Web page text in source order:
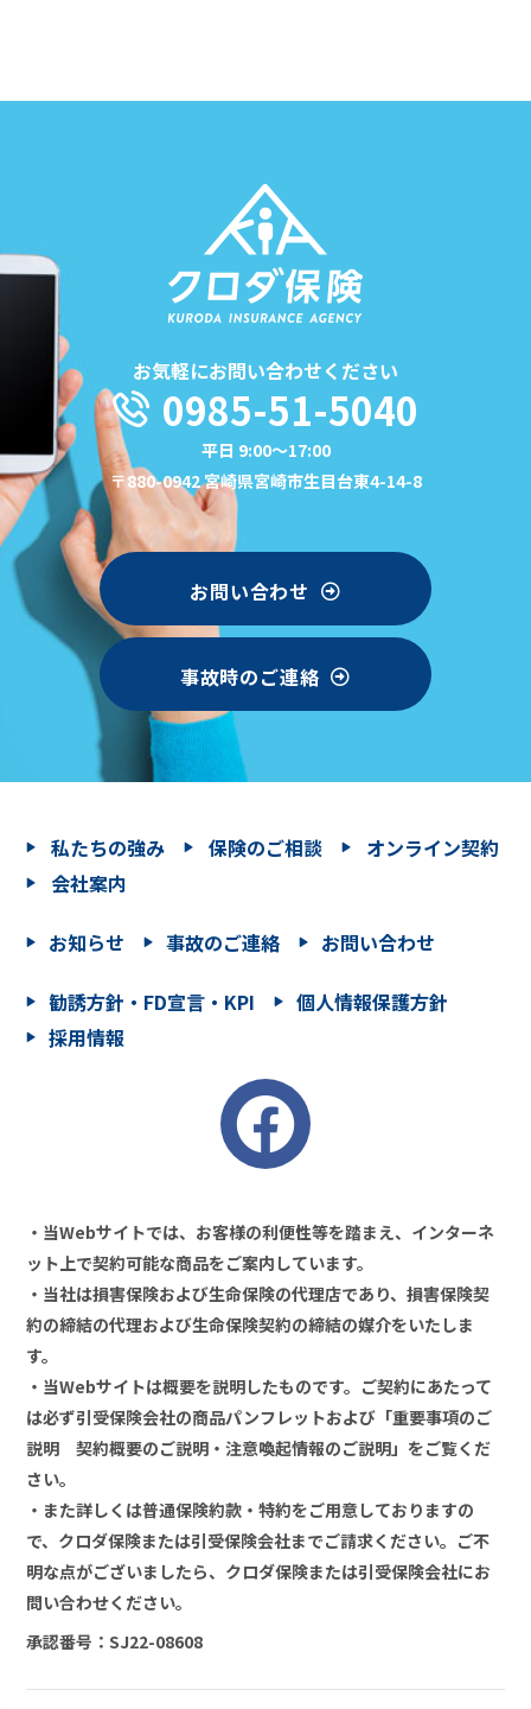
お気軽にお問い合わせください
0985-51-5040
平日 9:00〜17:00
〒880-0942 宮崎県宮崎市生目台東4-14-8
お問い合わせ
事故時のご連絡
私たちの強み 保険のご相談
オンライン契約
会社案内
お知らせ 事故のご連絡 お問い合わせ
勧誘方針・FD宣言・KPI
個人情報保護方針
採用情報
・当Webサイトでは、お客様の利便性等を踏まえ、インターネ
ット上で契約可能な商品をご案内しています。
・当社は損害保険および生命保険の代理店であり、損害保険契
約の締結の代理および生命保険契約の締結の媒介をいたしま
す。
・当Webサイトは概要を説明したものです。ご契約にあたって
は必ず引受保険会社の商品パンフレットおよび「重要事項のご
説明 契約概要のご説明・注意喚起情報のご説明」をご覧くだ
さい。
・また詳しくは普通保険約款・特約をご用意しておりますの
で、クロダ保険または引受保険会社までご請求ください。ご不
明な点がございましたら、クロダ保険または引受保険会社にお
問い合わせください。
承認番号：SJ22-08608